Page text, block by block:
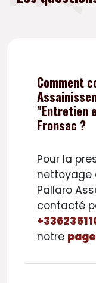
Comment
"Entretien
Fronsac ?
Pour la
nettoyage
Pallaro
contacté
notre